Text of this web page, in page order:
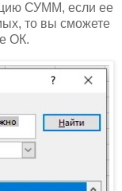
СУММ, если ее
то вы сможете
ОК.